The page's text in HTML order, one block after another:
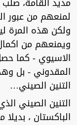
لمنعهم من عبور
ولكن هذه المرة
ويمنعهم من
الاسيوي - كما
المقدوني - بل
التنين الصيني…
التنين الصيني
الباكستان ،